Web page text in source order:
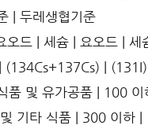
| 두레생협기준
오드 | 세슘 | 요오드 | 세
(134Cs+137Cs) |
품 및 유가공품 | 100
기타 식품 | 300 이하